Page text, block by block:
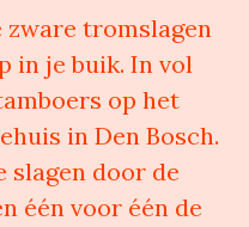
zware tromslagen
in je buik. In vol
op het
in Den Bosch.
slagen door de
één voor één de